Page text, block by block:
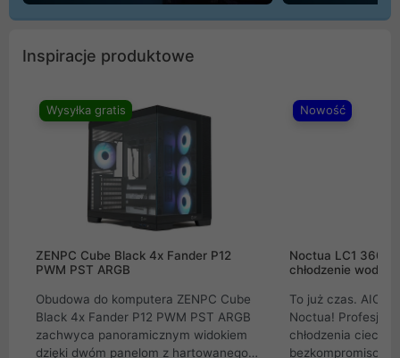
Inspiracje produktowe
Wysyłka gratis
ZENPC Cube Black 4x Fander P12
PWM PST ARGB
Obudowa do komputera ZENPC Cube
Black 4x Fander P12 PWM PST ARGB
zachwyca panoramicznym widokiem
dzięki dwóm panelom z hartowanego
Nowość
Noctua LC1
chłodzenie wodne
To już czas. AIO
Noctua!
chłodzenia cieczą